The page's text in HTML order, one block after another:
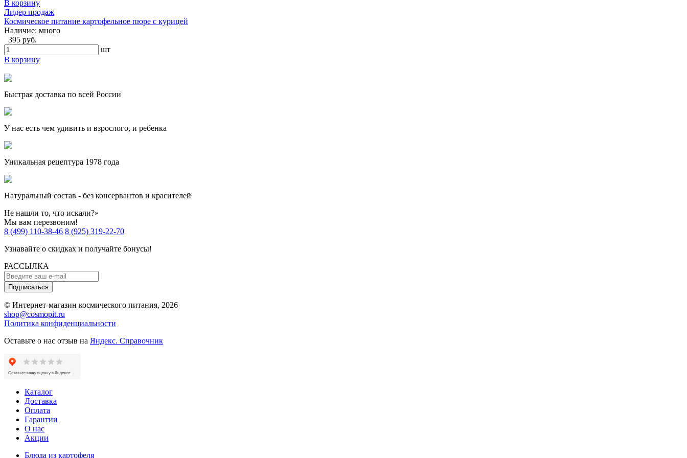
В корзину
Лидер продаж
Космическое питание картофельное пюре с курицей
Наличие: много
395 руб.
шт
В корзину
Быстрая доставка по всей России
У нас есть чем удивить и взрослого, и ребенка
Уникальная рецептура 1978 года
Натуральный состав - без консервантов и красителей
Не нашли то, что искали?»
Мы вам перезвоним!
8 (499) 110-38-46 8 (925) 319-22-70
Узнавайте о скидках и получайте бонусы!
РАССЫЛКА
Подписаться
© Интернет-магазин космического питания, 2026
shop@cosmopit.ru
Политика конфиденциальности
Оставьте о нас отзыв на Яндекс. Справочник
Каталог
Доставка
Оплата
Гарантии
О нас
Акции
Блюда из картофеля